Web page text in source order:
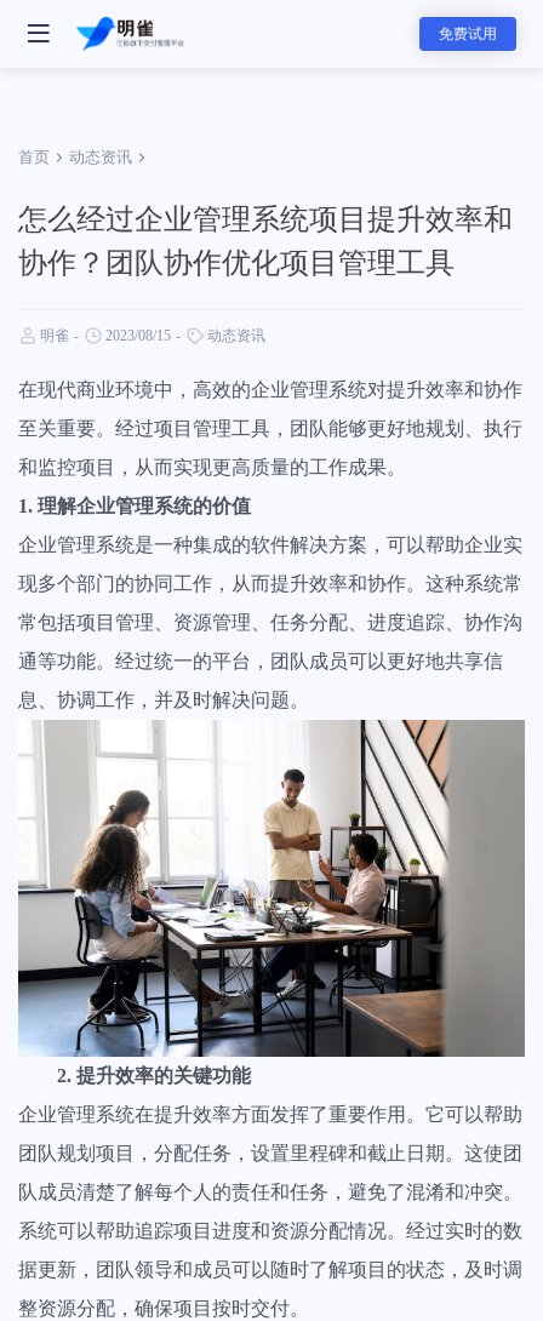
免费试用
- 明雀产品
明雀企业版
资料发送工具
- 主要功能
任务管理
创建任务分解您的工作量，分配给团队成员
证据链留存
任务和文件的审批流程，客户表态永久留存
客户门户
给客户带来好的体验，促进合作的效率
数据统计
构建个性化仪表盘显示关键项目指标，查看一目了然
项目集管理
获得所有项目的全景视图，轻松发现障碍保持工作顺利进行
查看全部功能
软件服务团队
软件服务的全新标准，可视化服务流程和实时项目进展同步，全面提升
赢单概率和交付服务满意度
咨询服务团队
法律、会计、金融等专业的咨询服务需要更专业的服务方式，服务更透
创意设计团队
拿下客户从为客户构建一个颇具独特创意和极致美学的明雀在线合作空
- 分类
专业洞察
调研报告&白皮书
明雀&产品动态
市场活动
线上直播&线下活动
查看全部内容
首页 动态资讯
怎么经过企业管理系统项目提升效率和
协作？团队协作优化项目管理工具
明雀 - 2023/08/15 - 动态资讯
在现代商业环境中，高效的企业管理系统对提升效率和协作
至关重要。经过项目管理工具，团队能够更好地规划、执行
和监控项目，从而实现更高质量的工作成果。
1. 理解企业管理系统的价值
企业管理系统是一种集成的软件解决方案，可以帮助企业实
现多个部门的协同工作，从而提升效率和协作。这种系统常
常包括项目管理、资源管理、任务分配、进度追踪、协作沟
通等功能。经过统一的平台，团队成员可以更好地共享信
息、协调工作，并及时解决问题。
2. 提升效率的关键功能
企业管理系统在提升效率方面发挥了重要作用。它可以帮助
团队规划项目，分配任务，设置里程碑和截止日期。这使团
队成员清楚了解每个人的责任和任务，避免了混淆和冲突。
系统可以帮助追踪项目进度和资源分配情况。经过实时的数
据更新，团队领导和成员可以随时了解项目的状态，及时调
整资源分配，确保项目按时交付。